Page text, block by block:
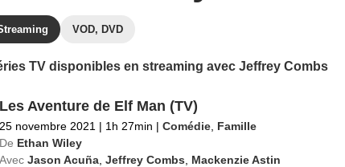
VOD, DVD
TV disponibles en streaming avec Jeffrey Combs
Les Aventure de Elf Man (TV)
25 novembre 2021 | 1h 27min | Comédie, Famille
De Ethan Wiley
Avec Jason Acuña, Jeffrey Combs
Mackenzie Astin